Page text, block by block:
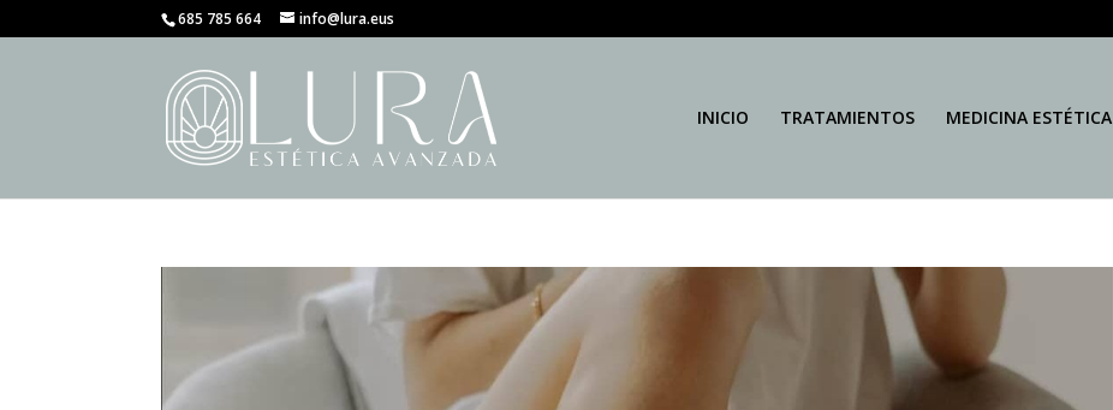
685 785 664 info@lura.eus
INICIO TRATAMIENTOS MEDICINA ESTÉTICA